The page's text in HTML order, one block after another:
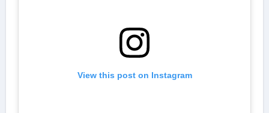
View this post on Instagram